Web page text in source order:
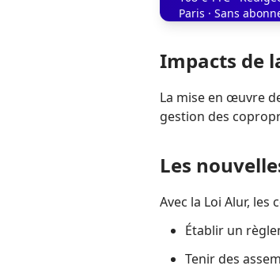
Paris · Sans
Impacts de
La mise en œuvre
gestion des
Les
Avec la Loi Alur,
Établir un
Tenir des